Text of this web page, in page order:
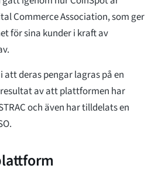
Commerce Association, som ger
för sina kunder i kraft av
deras pengar lagras på en
av att plattformen har
och även har tilldelats en